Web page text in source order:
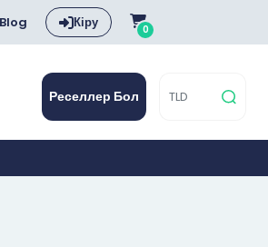
Blog Кіру 0
Реселлер Бол